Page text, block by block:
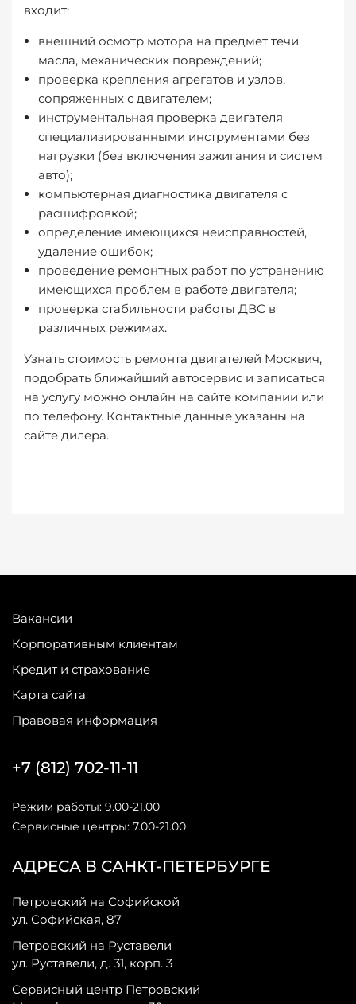
входит:
внешний осмотр мотора на предмет течи
масла, механических повреждений;
проверка крепления агрегатов и узлов,
сопряженных с двигателем;
инструментальная проверка двигателя
специализированными инструментами без
нагрузки (без включения зажигания и систем
авто);
компьютерная диагностика двигателя с
расшифровкой;
определение имеющихся неисправностей,
удаление ошибок;
проведение ремонтных работ по устранению
имеющихся проблем в работе двигателя;
проверка стабильности работы ДВС в
различных режимах.
Узнать стоимость ремонта двигателей Москвич,
подобрать ближайший автосервис и записаться
на услугу можно онлайн на сайте компании или
по телефону. Контактные данные указаны на
сайте дилера.
Вакансии
Корпоративным клиентам
Кредит и страхование
Карта сайта
Правовая информация
АДРЕСА В САНКТ-ПЕТЕРБУРГЕ
Петровский на Софийской
ул. Софийская, 87
Петровский на Руставели
ул. Руставели, д. 31, корп. 3
Сервисный центр Петровский
+7 (812) 702-11-11
Режим работы: 9.00-21.00
Сервисные центры: 7.00-21.00